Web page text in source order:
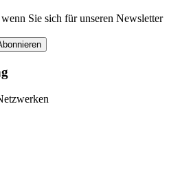
Sie sich für unseren Newsletter